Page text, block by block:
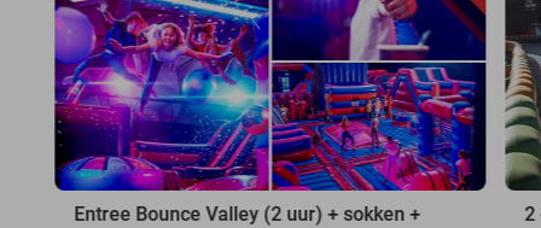
Entree Bounce Valley (2 uur) + sokken +
2